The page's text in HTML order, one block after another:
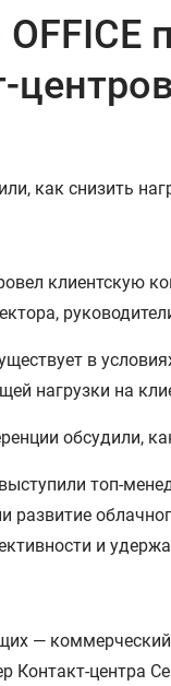
как снизить
клиентскую
в
нагрузки на
обсудили,
топ-
развитие
и
— коммерческий
Контакт-центра